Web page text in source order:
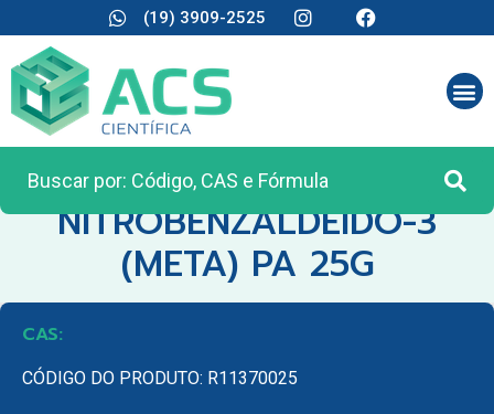
(19) 3909-2525
CATEGORIA:REAGENTES ANALÍTICOS
NITROBENZALDEIDO-3
(META) PA 25G
CAS:
CÓDIGO DO PRODUTO: R11370025